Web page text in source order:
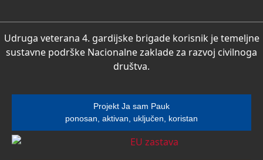
Udruga veterana 4. gardijske brigade korisnik je temeljne
sustavne podrške Nacionalne zaklade za razvoj civilnoga
društva.
Projekt Ja sam Pauk
ponosan, aktivan, uključen, koristan